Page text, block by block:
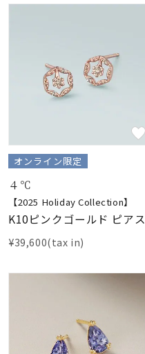
オンライン限定
４℃
【2025 Holiday Collection】
K10ピンクゴールド ピアス
¥39,600(tax in)